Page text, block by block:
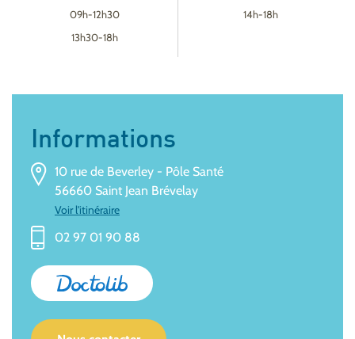
Informations
10 rue de Beverley - Pôle Santé
56660 Saint Jean Brévelay
Voir l'itinéraire
02 97 01 90 88
09h-12h30
13h30-18h
14h-18h